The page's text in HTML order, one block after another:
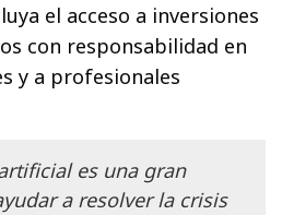
el acceso a inversiones
con responsabilidad en
y a profesionales
es una gran
a resolver la crisis